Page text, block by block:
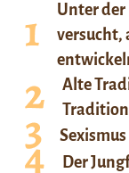
Unter der
versucht,
Alte
Der